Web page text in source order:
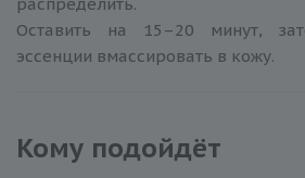
Оставить на 15–20 минут,
эссенции вмассировать в кожу.
Кому подойдёт